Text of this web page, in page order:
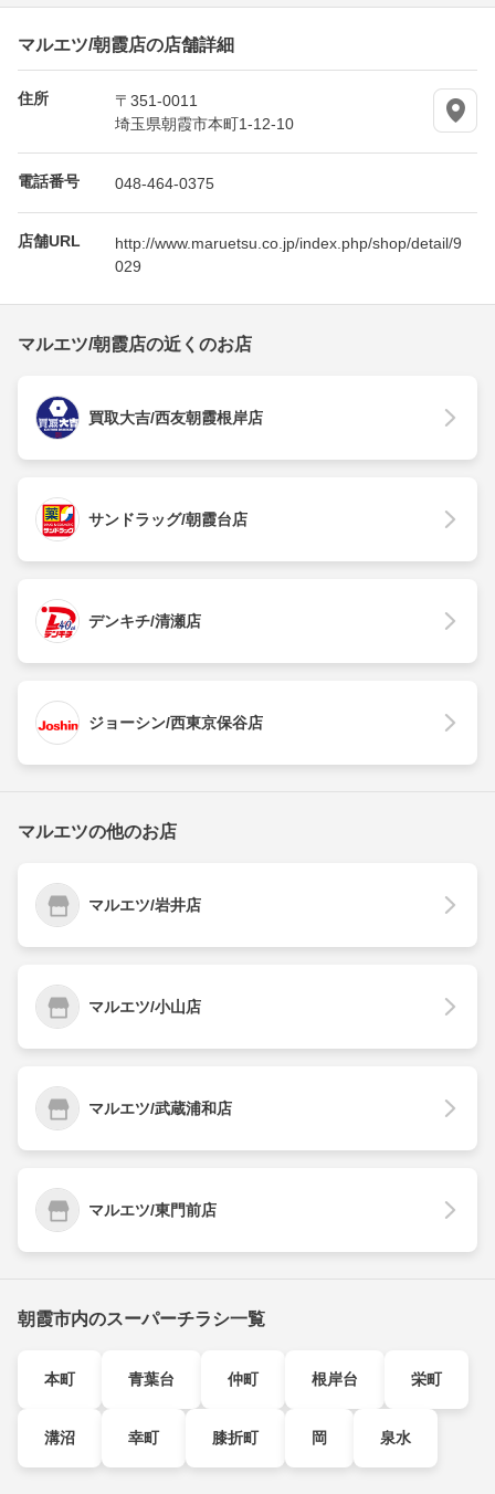
マルエツ/朝霞店の店舗詳細
住所
〒351-0011
埼玉県朝霞市本町1-12-10
電話番号 048-464-0375
店舗URL
http://www.maruetsu.co.jp/index.php/shop/detail/9
029
マルエツ/朝霞店の近くのお店
買取大吉/西友朝霞根岸店
サンドラッグ/朝霞台店
デンキチ/清瀬店
ジョーシン/西東京保谷店
マルエツの他のお店
マルエツ/岩井店
マルエツ/小山店
マルエツ/武蔵浦和店
マルエツ/東門前店
朝霞市内のスーパーチラシ一覧
本町 青葉台 仲町 根岸台 栄町
溝沼 幸町 膝折町 岡 泉水